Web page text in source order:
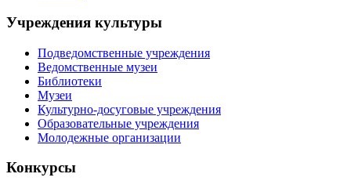
Учреждения культуры
Подведомственные учреждения
Ведомственные музеи
Библиотеки
Музеи
Культурно-досуговые учреждения
Образовательные учреждения
Молодежные организации
Конкурсы